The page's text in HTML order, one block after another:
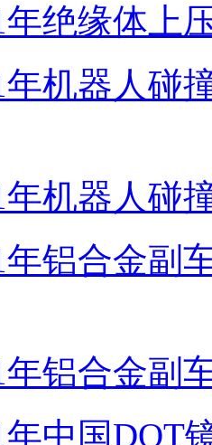
年绝缘体上
年机器人碰
年机器人碰
年铝合金副
年铝合金副
年中国DOT